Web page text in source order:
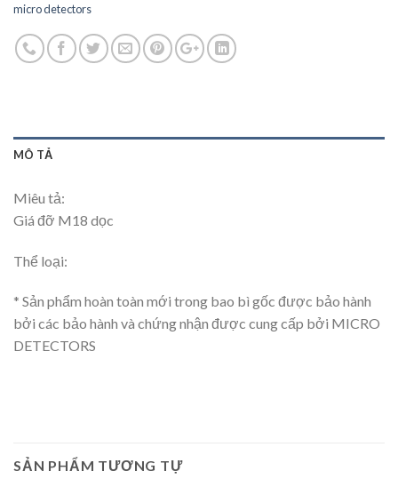
micro detectors
MÔ TẢ
Miêu tả:
Giá đỡ M18 dọc
Thể loại:
* Sản phẩm hoàn toàn mới trong bao bì gốc được bảo hành
bởi các bảo hành và chứng nhận được cung cấp bởi MICRO
DETECTORS
SẢN PHẨM TƯƠNG TỰ